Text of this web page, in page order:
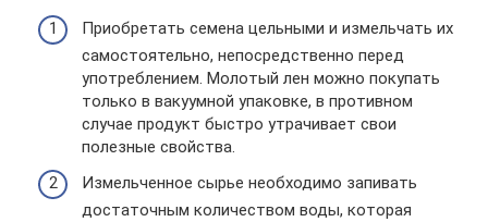
Приобретать семена цельными и измельчать их
самостоятельно, непосредственно перед
употреблением. Молотый лен можно покупать
только в вакуумной упаковке, в противном
случае продукт быстро утрачивает свои
полезные свойства.
Измельченное сырье необходимо запивать
достаточным количеством воды, которая